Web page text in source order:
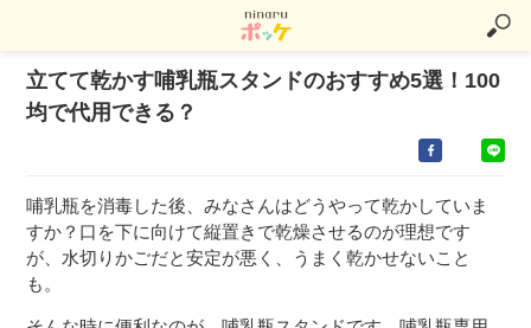
立てて乾かす哺乳瓶スタンドのおすすめ5選！100
均で代用できる？
哺乳瓶を消毒した後、みなさんはどうやって乾かしていま
すか？口を下に向けて縦置きで乾燥させるのが理想です
が、水切りかごだと安定が悪く、うまく乾かせないこと
も。